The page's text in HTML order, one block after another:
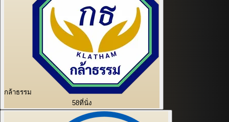
กล้าธรรม
58ที่นั่ง